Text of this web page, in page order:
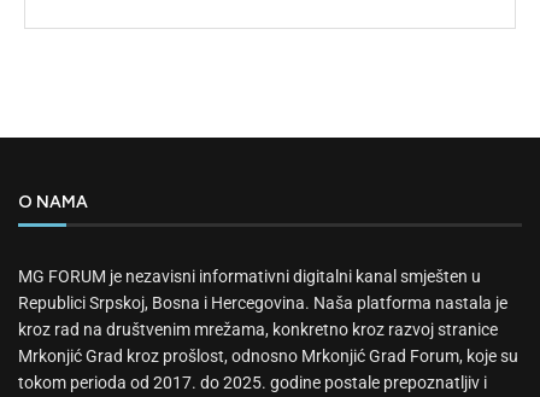
O NAMA
MG FORUM je nezavisni informativni digitalni kanal smješten u
Republici Srpskoj, Bosna i Hercegovina. Naša platforma nastala je
kroz rad na društvenim mrežama, konkretno kroz razvoj stranice
Mrkonjić Grad kroz prošlost, odnosno Mrkonjić Grad Forum, koje su
tokom perioda od 2017. do 2025. godine postale prepoznatljiv i